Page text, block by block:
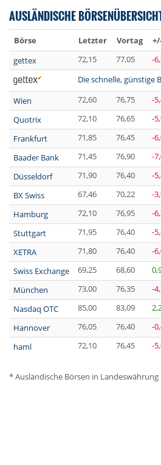
AUSLÄNDISCHE
Börse Letzter Vortag
gettex
72,15 77,05 -
Die schnelle, günstige
Wien
72,60 76,75 -
Quotrix
72,10 76,65 -
Frankfurt
71,85 76,45 -
Baader Bank
71,45 76,90 -
Düsseldorf
71,90 76,40 -
BX Swiss
67,46 70,22 -
Hamburg
72,10 76,95 -
Stuttgart
71,95 76,40 -
XETRA
71,80 76,40 -
Swiss Exchange
69,25 68,60
München
73,00 76,35 -
Nasdaq OTC
85,00 83,09
Hannover
76,05 76,40 -
haml
72,10 76,45 -
* Ausländische Börsen in Landeswährung